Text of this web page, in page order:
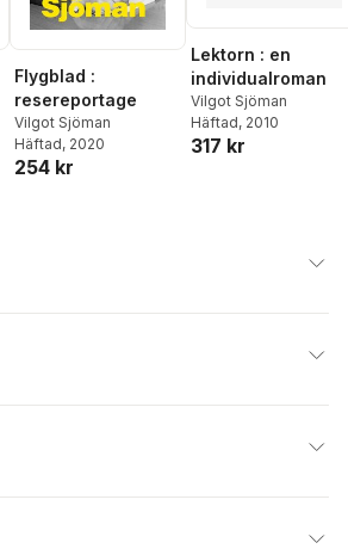
Flygblad :
resereportage
Vilgot Sjöman
Häftad, 2020
254 kr
Lektorn : en
individualroman
Vilgot Sjöman
Häftad, 2010
317 kr